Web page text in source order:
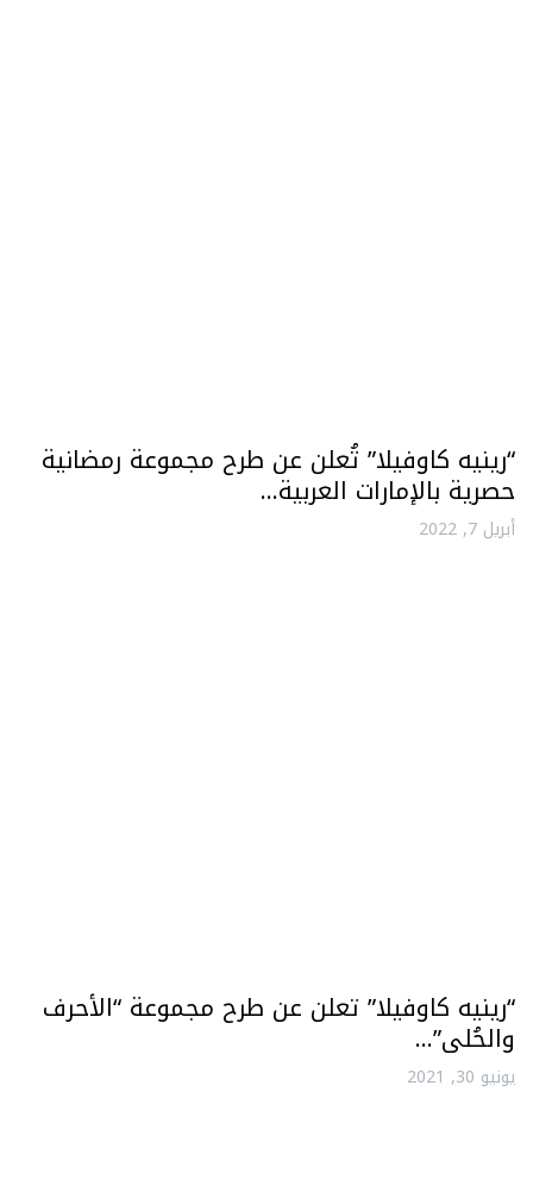
“رينيه كاوفيلا” تُعلن عن طرح مجموعة رمضانية
حصرية بالإمارات العربية…
أبريل 7, 2022
“رينيه كاوفيلا” تعلن عن طرح مجموعة “الأحرف
والحُلى”…
يونيو 30, 2021